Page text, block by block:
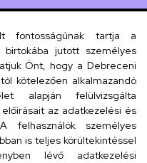
tér 1.
fontosságúnak tartja a
jutott személyes
Önt, hogy a Debreceni
kötelezően alkalmazandó
alapján felülvizsgálta
az adatkezelési és
felhasználók személyes
is teljes körültekintéssel
lévő adatkezelési